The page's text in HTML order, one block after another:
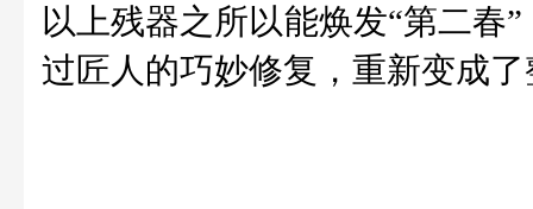
以上残器之所以能焕发“第二春
过匠人的巧妙修复，重新变成